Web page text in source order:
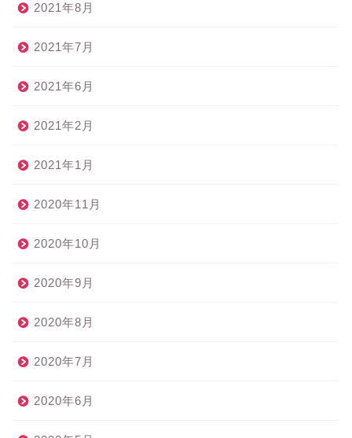
2021年8月
2021年7月
2021年6月
2021年2月
2021年1月
2020年11月
2020年10月
2020年9月
2020年8月
2020年7月
2020年6月